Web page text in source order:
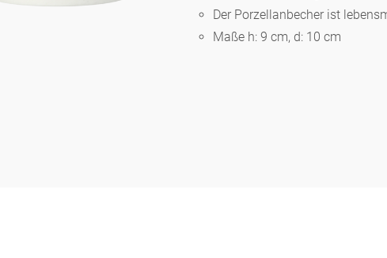
Slumberland
Der Porzellanbecher ist
Maße h: 9 cm, d: 10 cm